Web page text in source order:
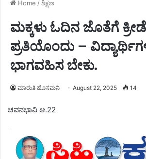
Home /ಶಿಕ್ಷಣ
ಮಕ್ಕಳು ಓದಿನ ಜೊತೆಗೆ
ಪ್ರತಿಯೊಂದು –
ಭಾಗವಹಿಸ ಬೇಕು.
ಮಾರುತಿ ಹೊಸಮನಿ August 22, 2025 14
ಚವನಭಾವಿ ಆ.22